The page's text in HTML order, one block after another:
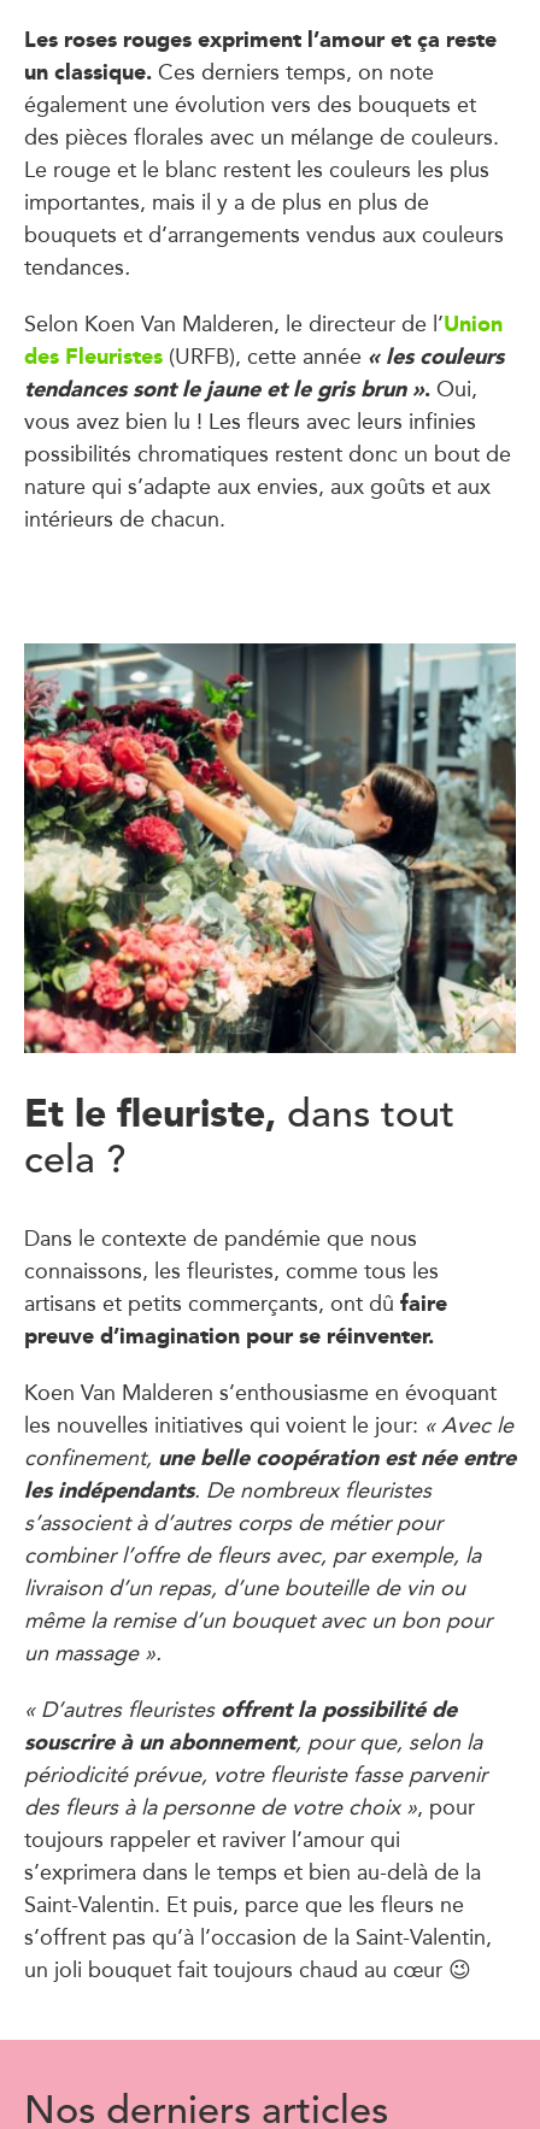
Les roses rouges expriment l’amour et ça reste
un classique.Ces derniers temps, on note
également une évolution vers des bouquets et
des pièces florales avec un mélange de couleurs.
Le rouge et le blanc restent les couleurs les plus
importantes, mais il y a de plus en plus de
bouquets et d’arrangements vendus aux couleurs
tendances.
Selon Koen Van Malderen, le directeur de l’Union
des Fleuristes (URFB), cette année « les couleurs
tendances sont le jaune et le gris brun ».Oui,
vous avez bien lu ! Les fleurs avec leurs infinies
possibilités chromatiques restent donc un bout de
nature qui s’adapte aux envies, aux goûts et aux
intérieurs de chacun.
Et le fleuriste, dans tout
cela ?
Dans le contexte de pandémie que nous
connaissons, les fleuristes, comme tous les
artisans et petits commerçants, ont dû faire
preuve d’imagination pour se réinventer.
Koen Van Malderen s’enthousiasme en évoquant
les nouvelles initiatives qui voient le jour: « Avec le
confinement, une belle coopération est née entre
les indépendants. De nombreux fleuristes
s’associent à d’autres corps de métier pour
combiner l’offre de fleurs avec, par exemple, la
livraison d’un repas, d’une bouteille de vin ou
même la remise d’un bouquet avec un bon pour
un massage ».
« D’autres fleuristesoffrent la possibilité de
souscrire à un abonnement, pour que, selon la
périodicité prévue, votre fleuriste fasse parvenir
des fleurs à la personne de votre choix », pour
toujours rappeler et raviver l’amour qui
s’exprimera dans le temps et bien au-delà de la
Saint-Valentin. Et puis, parce que les fleurs ne
s’offrent pas qu’à l’occasion de la Saint-Valentin,
un joli bouquet fait toujours chaud au cœur 😉
Nos derniers articles